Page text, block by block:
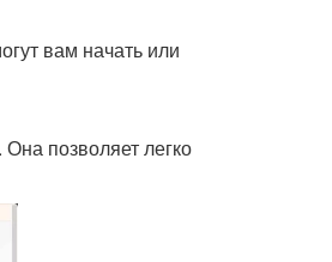
вам начать или
позволяет легко